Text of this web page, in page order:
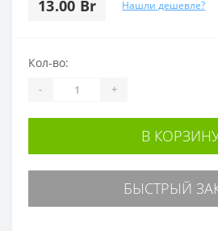
13.00 Br Нашли дешевле?
Кол-во:
- +
В
БЫСТРЫЙ